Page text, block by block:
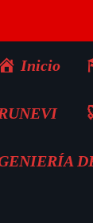
Inicio